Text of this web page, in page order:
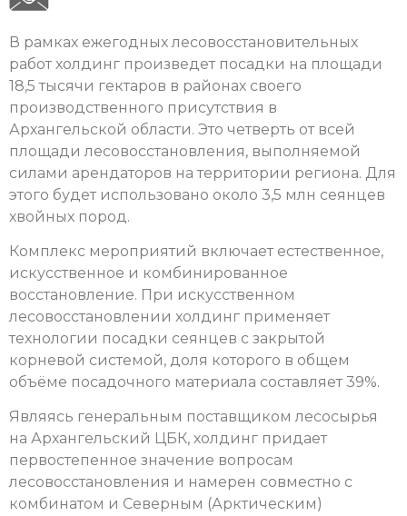
В рамках ежегодных лесовосстановительных
работ холдинг произведет посадки на площади
18,5 тысячи гектаров в районах своего
производственного присутствия в
Архангельской области. Это четверть от всей
площади лесовосстановления, выполняемой
силами арендаторов на территории региона. Для
этого будет использовано около 3,5 млн сеянцев
хвойных пород.
Комплекс мероприятий включает естественное,
искусственное и комбинированное
восстановление. При искусственном
лесовосстановлении холдинг применяет
технологии посадки сеянцев с закрытой
корневой системой, доля которого в общем
объёме посадочного материала составляет 39%.
Являясь генеральным поставщиком лесосырья
на Архангельский ЦБК, холдинг придает
первостепенное значение вопросам
лесовосстановления и намерен совместно с
комбинатом и Северным (Арктическим)